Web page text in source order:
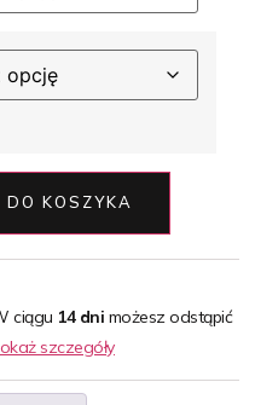
DO KOSZYKA
ciągu 14 dni możesz odstąpić
szczegóły